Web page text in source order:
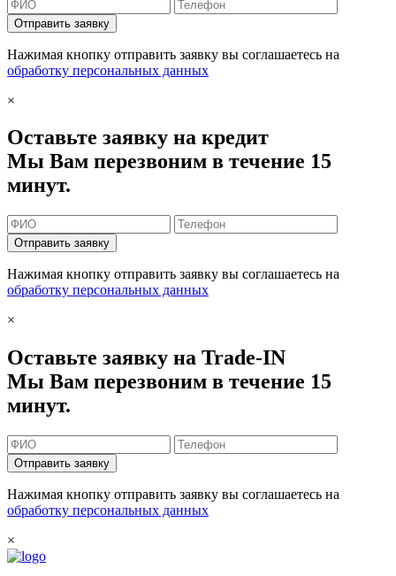
Отправить заявку
Нажимая кнопку отправить заявку вы соглашаетесь на
обработку персональных данных
×
Оставьте заявку на кредит
Мы Вам перезвоним в течение 15
минут.
Отправить заявку
Нажимая кнопку отправить заявку вы соглашаетесь на
обработку персональных данных
×
Оставьте заявку на Trade-IN
Мы Вам перезвоним в течение 15
минут.
Отправить заявку
Нажимая кнопку отправить заявку вы соглашаетесь на
обработку персональных данных
×